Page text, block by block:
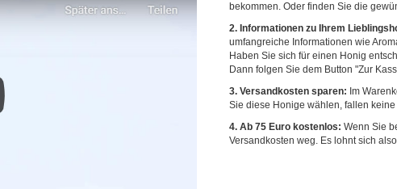
bekommen. Oder finden Sie die
2. Informationen zu Ihrem
umfangreiche Informationen wie
Haben Sie sich für einen Honig
Dann folgen Sie dem Button "Zur
3. Versandkosten sparen: Im
Sie diese Honige wählen, fallen
4. Ab 75 Euro kostenlos: Wenn Sie
Versandkosten weg. Es lohnt sich